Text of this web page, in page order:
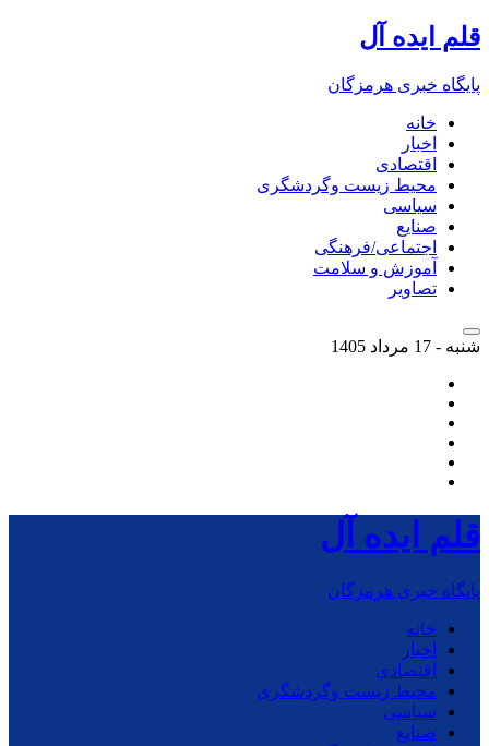
قلم ایده آل
پایگاه خبری هرمزگان
خانه
اخبار
اقتصادی
محیط زیست وگردشگری
سیاسی
صنایع
اجتماعی/فرهنگی
آموزش و سلامت
تصاویر
شنبه - 17 مرداد 1405
قلم ایده آل
پایگاه خبری هرمزگان
خانه
اخبار
اقتصادی
محیط زیست وگردشگری
سیاسی
صنایع